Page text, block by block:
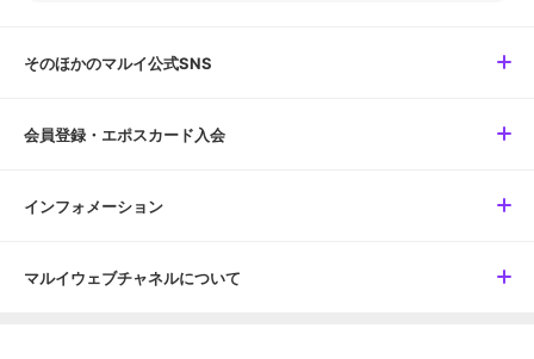
そのほかのマルイ公式SNS
会員登録・エポスカード入会
インフォメーション
マルイウェブチャネルについて